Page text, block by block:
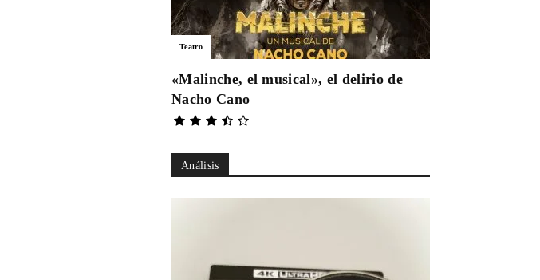
Teatro
«Malinche, el musical», el delirio de
Nacho Cano
Análisis